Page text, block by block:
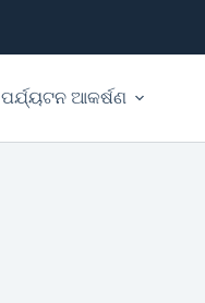
ପର୍ଯ୍ୟଟନ ଆକର୍ଷଣ